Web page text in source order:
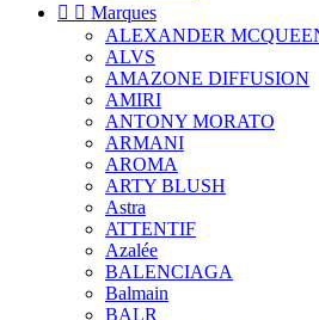
  Marques
ALEXANDER
ALVS
AMAZONE DIFFUSION
AMIRI
ANTONY MORATO
ARMANI
AROMA
ARTY BLUSH
Astra
ATTENTIF
Azalée
BALENCIAGA
Balmain
BALR